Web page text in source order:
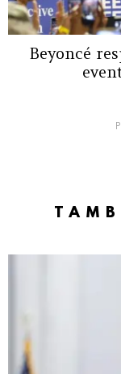
Beyoncé